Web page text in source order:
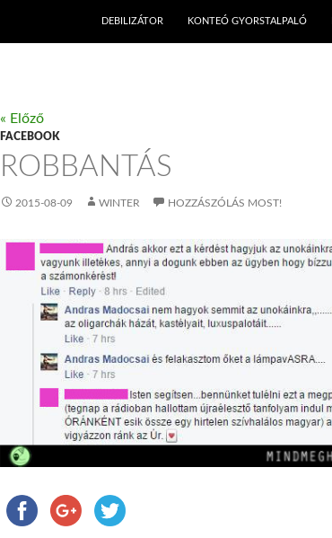
DEBILIZÁTOR
KONTEÓ GYORSTALPALÓ
« Előző
FACEBOOK
ROBBANTÁS
2015-08-09 WINTER HOZZÁSZÓLÁS MOST!